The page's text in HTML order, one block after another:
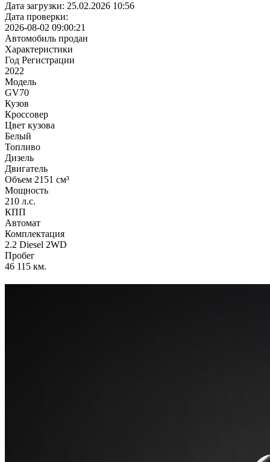
Дата загрузки: 25.02.2026 10:56
Дата проверки:
2026-08-02 09:00:21
Автомобиль продан
Характеристики
Год Регистрации
2022
Модель
GV70
Кузов
Кроссовер
Цвет кузова
Белый
Топливо
Дизель
Двигатель
Объем 2151 см³
Мощность
210 л.с.
КПП
Автомат
Комплектация
2.2 Diesel 2WD
Пробег
46 115 км.